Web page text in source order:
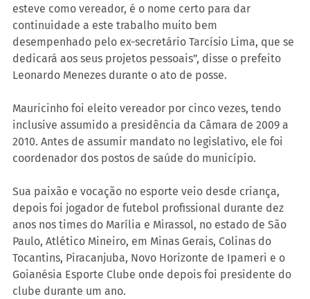
esteve como vereador, é o nome certo para dar
continuidade a este trabalho muito bem
desempenhado pelo ex-secretário Tarcísio Lima, que se
dedicará aos seus projetos pessoais”, disse o prefeito
Leonardo Menezes durante o ato de posse.
Mauricinho foi eleito vereador por cinco vezes, tendo
inclusive assumido a presidência da Câmara de 2009 a
2010. Antes de assumir mandato no legislativo, ele foi
coordenador dos postos de saúde do município.
Sua paixão e vocação no esporte veio desde criança,
depois foi jogador de futebol profissional durante dez
anos nos times do Marília e Mirassol, no estado de São
Paulo, Atlético Mineiro, em Minas Gerais, Colinas do
Tocantins, Piracanjuba, Novo Horizonte de Ipameri e o
Goianésia Esporte Clube onde depois foi presidente do
clube durante um ano.